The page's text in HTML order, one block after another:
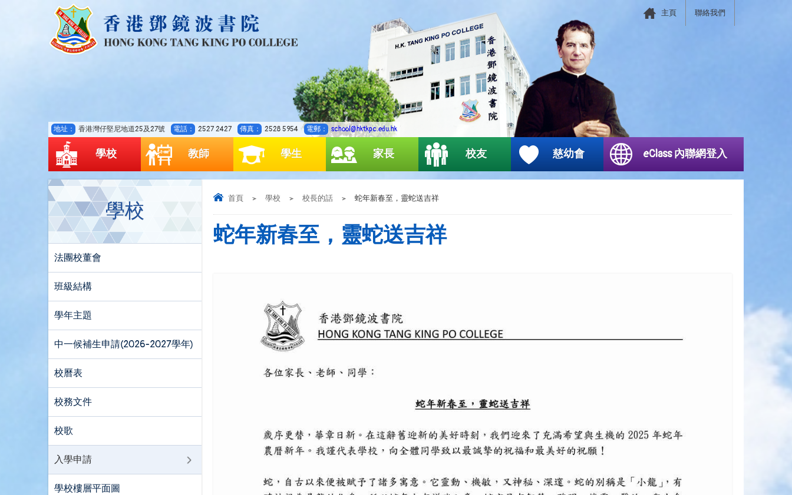
地址： 香港灣仔堅尼地道25及27號 電話： 2527 2427 傳真： 2528 5954 電郵： school@hktkpc.edu.hk
聯絡我們
主頁
學校 教師 學生 家長 校友 慈幼會 eClass 內聯網登入
首頁 > 學校 > 校長的話 > 蛇年新春至，靈蛇送吉祥
蛇年新春至，靈蛇送吉祥
學校
法團校董會
班級結構
學年主題
中一候補生申請(2026-2027學年)
校曆表
校務文件
校歌
入學申請
學校樓層平面圖